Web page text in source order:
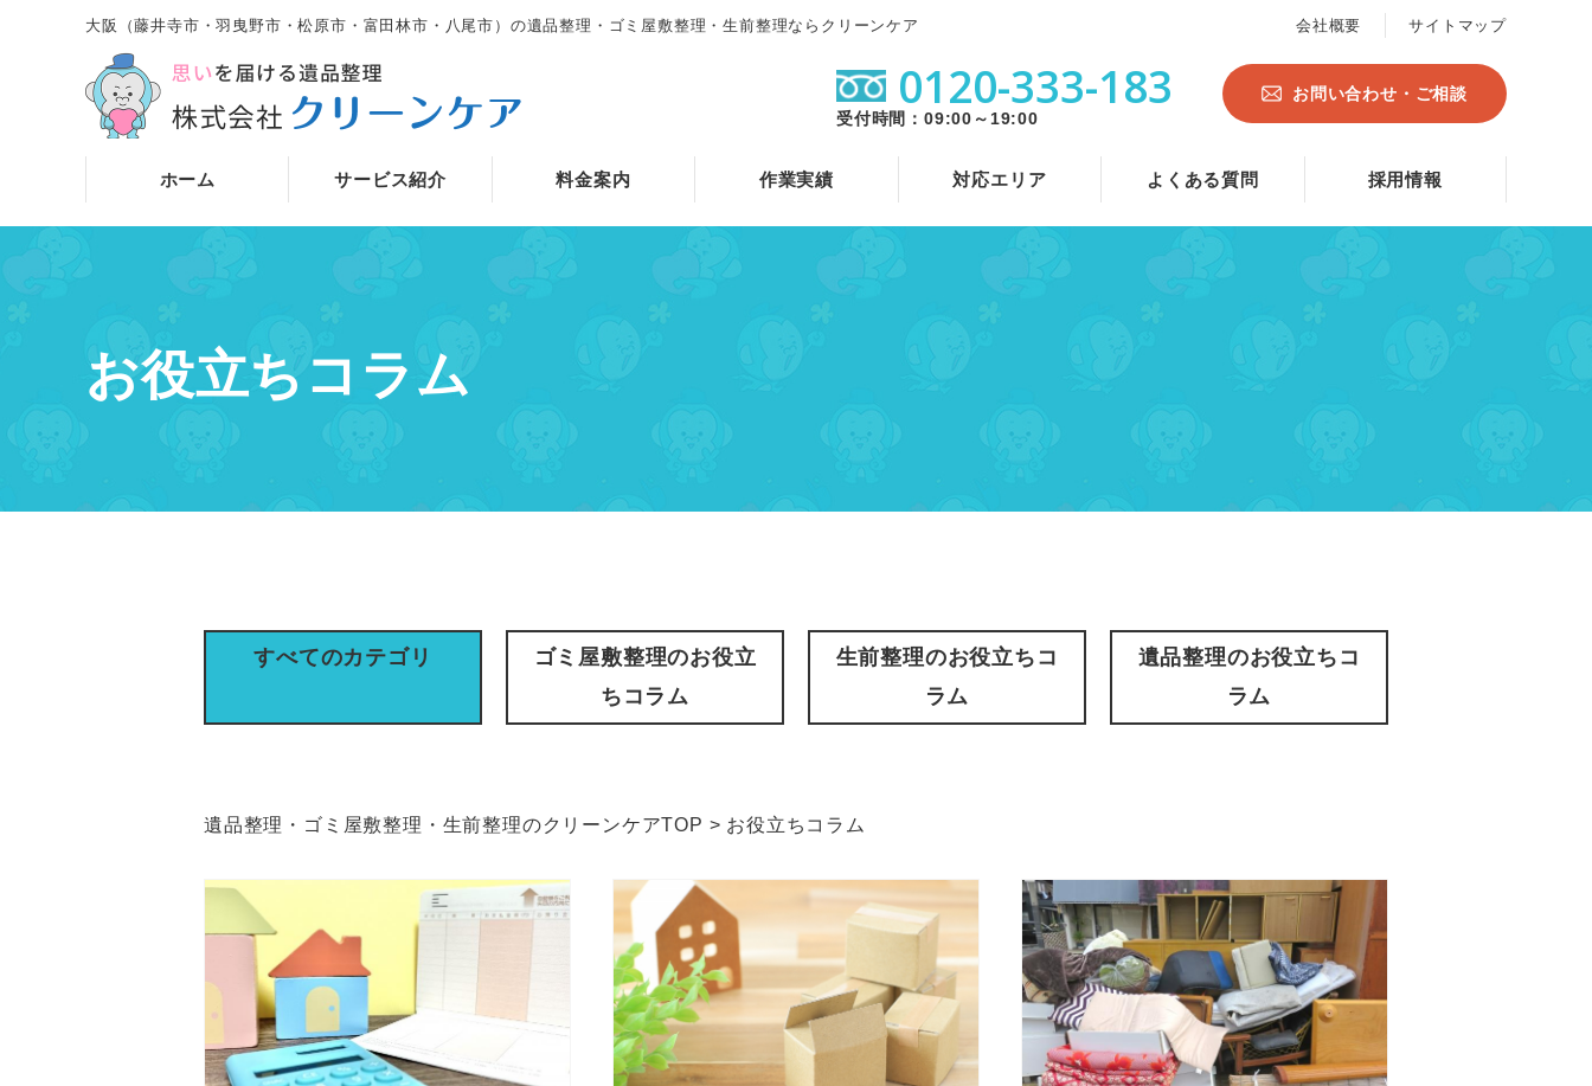
大阪（藤井寺市・羽曳野市・松原市・富田林市・八尾市）の遺品整理・ゴミ屋敷整理・生前整理ならクリーンケア 会社概要 サイトマップ
0120-333-183
受付時間：09:00～19:00
お問い合わせ・ご相談
ホーム サービス紹介 料金案内 作業実績 対応エリア よくある質問 採用情報
お役立ちコラム
すべてのカテゴリ
ゴミ屋敷整理のお役立
ちコラム
生前整理のお役立ちコ
ラム
遺品整理のお役立ちコ
ラム
遺品整理・ゴミ屋敷整理・生前整理のクリーンケアTOP > お役立ちコラム